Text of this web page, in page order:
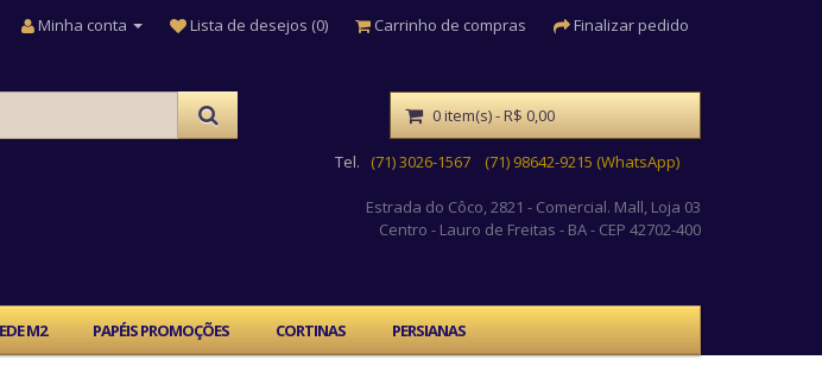
Minha conta Lista de desejos (0) Carrinho de compras Finalizar pedido
Tel. (71) 3026-1567 (71) 98642-9215 (WhatsApp)
Estrada do Côco, 2821 - Comercial. Mall, Loja 03
Centro - Lauro de Freitas - BA - CEP 42702-400
0 item(s) - R$ 0,00
M2 PAPÉIS PROMOÇÕES CORTINAS PERSIANAS